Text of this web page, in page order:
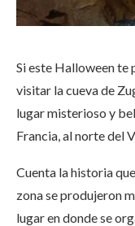
Si este Halloween te
visitar la cueva de
lugar misterioso y
Francia, al norte del
Cuenta la historia
zona se produjeron
lugar en donde se